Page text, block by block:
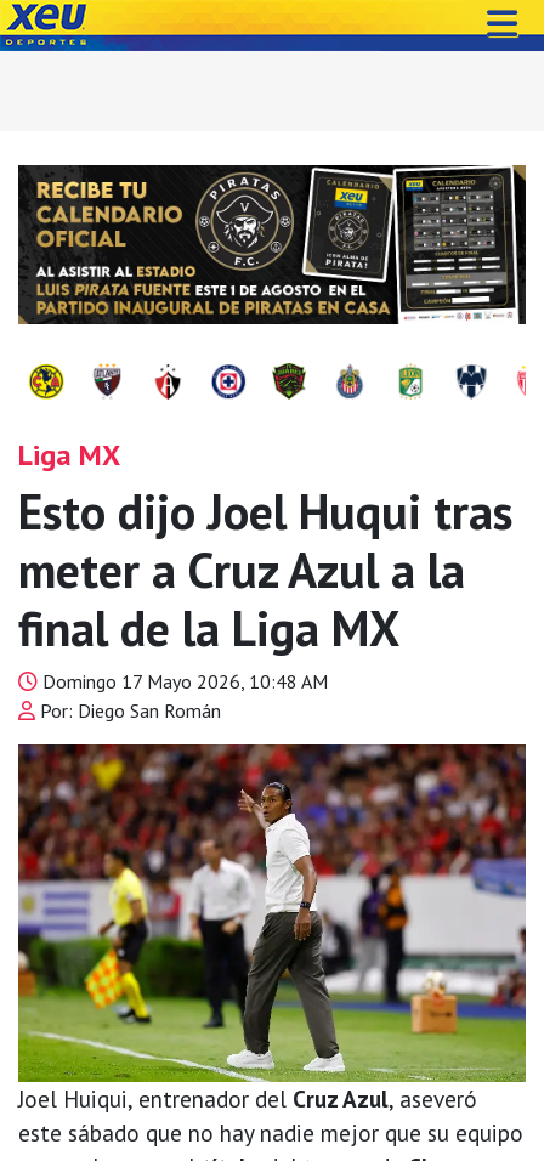
Liga MX
Esto dijo Joel Huqui tras
meter a Cruz Azul a la
final de la Liga MX
Domingo 17 Mayo 2026, 10:48 AM
Por: Diego San Román
Joel Huiqui, entrenador del Cruz Azul, aseveró
este sábado que no hay nadie mejor que su equipo